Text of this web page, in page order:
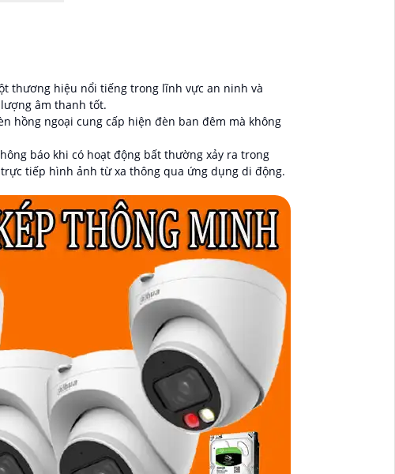
thương hiệu nổi tiếng trong lĩnh vực an ninh và
âm thanh tốt.
hồng ngoại cung cấp hiện đèn ban đêm mà không
báo khi có hoạt động bất thường xảy ra trong
tiếp hình ảnh từ xa thông qua ứng dụng di động.